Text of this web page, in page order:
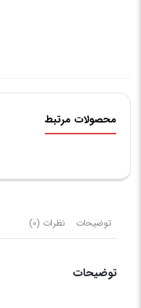
محصولات مرتبط
توضیحات نظرات (0)
توضیحات